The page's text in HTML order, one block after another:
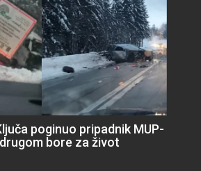
poginuo pripadnik MUP-
bore za život